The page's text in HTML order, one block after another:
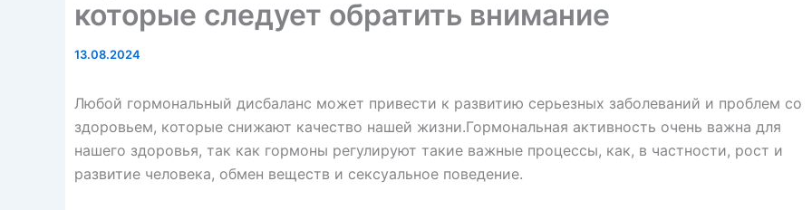
которые следует обратить внимание
13.08.2024
Любой гормональный дисбаланс может привести к развитию серьезных заболеваний и проблем со
здоровьем, которые снижают качество нашей жизни.Гормональная активность очень важна для
нашего здоровья, так как гормоны регулируют такие важные процессы, как, в частности, рост и
развитие человека, обмен веществ и сексуальное поведение.